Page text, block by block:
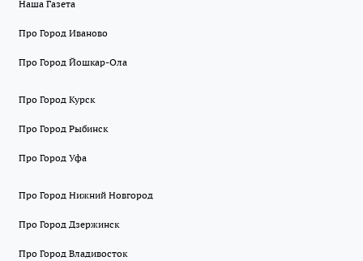
Наша Газета
Про Город Иваново
Про Город Йошкар-Ола
Про Город Курск
Про Город Рыбинск
Про Город Уфа
Про Город Нижний Новгород
Про Город Дзержинск
Про Город Владивосток